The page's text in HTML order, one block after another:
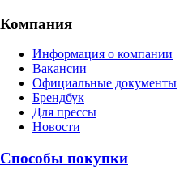
Компания
Информация о компании
Вакансии
Официальные документы
Брендбук
Для прессы
Новости
Способы покупки